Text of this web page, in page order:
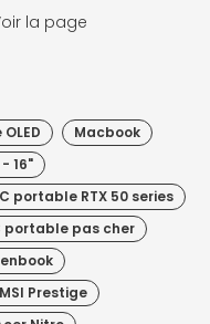
la page
Macbook
16"
portable RTX 50 series
portable pas cher
MSI Prestige